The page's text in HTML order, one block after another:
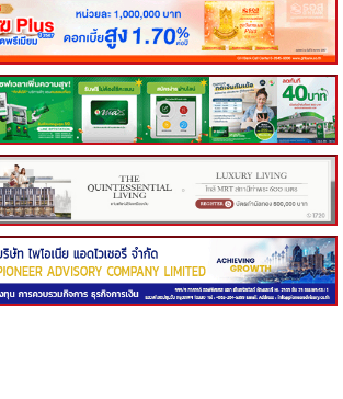
บเพิ่ม GDP ปี 67 ไปได้ถึง 2.8% จับตาผลเลือกตั้งสหรั